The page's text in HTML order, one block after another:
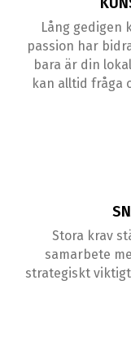
Lång gedigen
passion har
bara är din
kan alltid fråga
Stora krav
samarbete
strategiskt